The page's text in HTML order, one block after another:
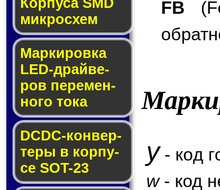
мик­ро­схем
Маркировка
LED-драй­ве­
ров пе­ре­мен­
но­го то­ка
DCDC-кон­вер­
те­ры в кор­пу­
се SOT-23
FB
y- код
w- код